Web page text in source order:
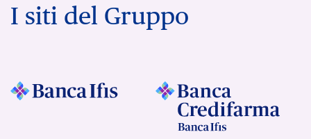
I siti del Gruppo